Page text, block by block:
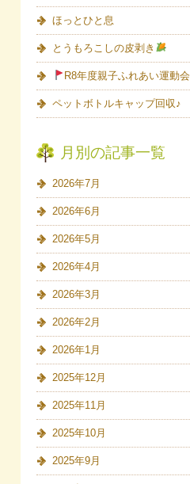
ほっとひと息
とうもろこしの皮剥き
R8年度親子ふれあい運動会
ペットボトルキャップ回収♪
月別の記事一覧
2026年7月
2026年6月
2026年5月
2026年4月
2026年3月
2026年2月
2026年1月
2025年12月
2025年11月
2025年10月
2025年9月